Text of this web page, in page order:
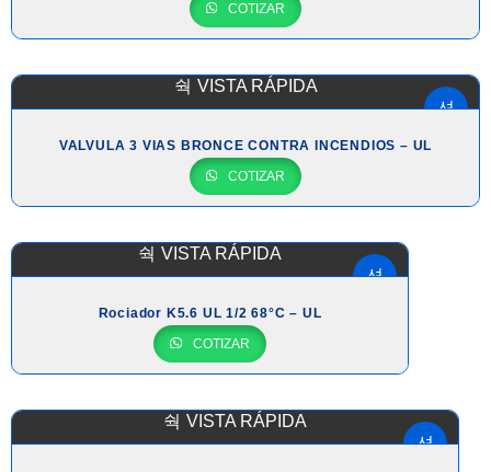
COTIZAR
VISTA RÁPIDA
VALVULA 3 VIAS BRONCE CONTRA INCENDIOS – UL
COTIZAR
VISTA RÁPIDA
Rociador K5.6 UL 1/2 68°C – UL
COTIZAR
VISTA RÁPIDA